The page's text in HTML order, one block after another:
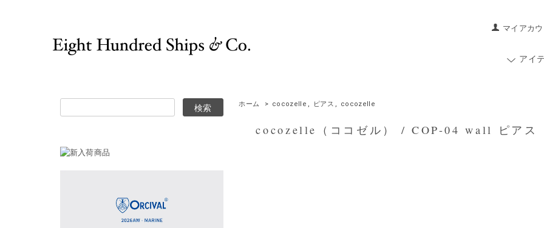
マイアカ
アイ
ホーム > cocozelle , ピアス , cocozelle
cocozelle（ココゼル） / COP-04 wall ピアス